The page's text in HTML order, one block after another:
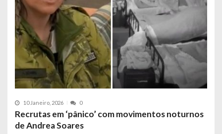
10 Janeiro, 2026 0
Recrutas em ‘pânico’ com movimentos noturnos
de Andrea Soares